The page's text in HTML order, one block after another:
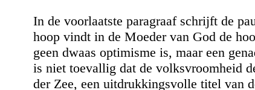
In de voorlaatste paragraaf schrijft de
hoop vindt in de Moeder van God de
geen dwaas optimisme is, maar een
is niet toevallig dat de volksvroomheid
der Zee, een uitdrukkingsvolle titel van